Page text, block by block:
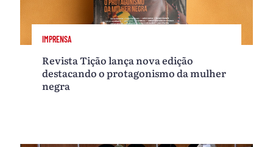
IMPRENSA
Revista Tição lança nova edição
destacando o protagonismo da mulher
negra